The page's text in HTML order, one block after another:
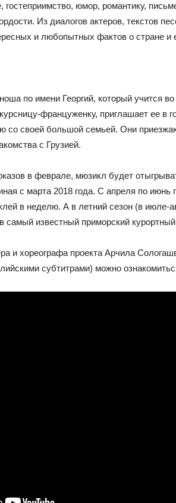
гостеприимство, юмор, романтику,
Из диалогов актеров, текстов
и любопытных фактов о стране и
по имени Георгий, который учится
француженку, приглашает ее в
со своей большой семьей. Они
с Грузией.
в феврале, мюзикл будет
с марта 2018 года. С апреля по июнь
в неделю. А в летний сезон (в июле-
самый известный приморский
и хореографа проекта Арчила
субтитрами) можно